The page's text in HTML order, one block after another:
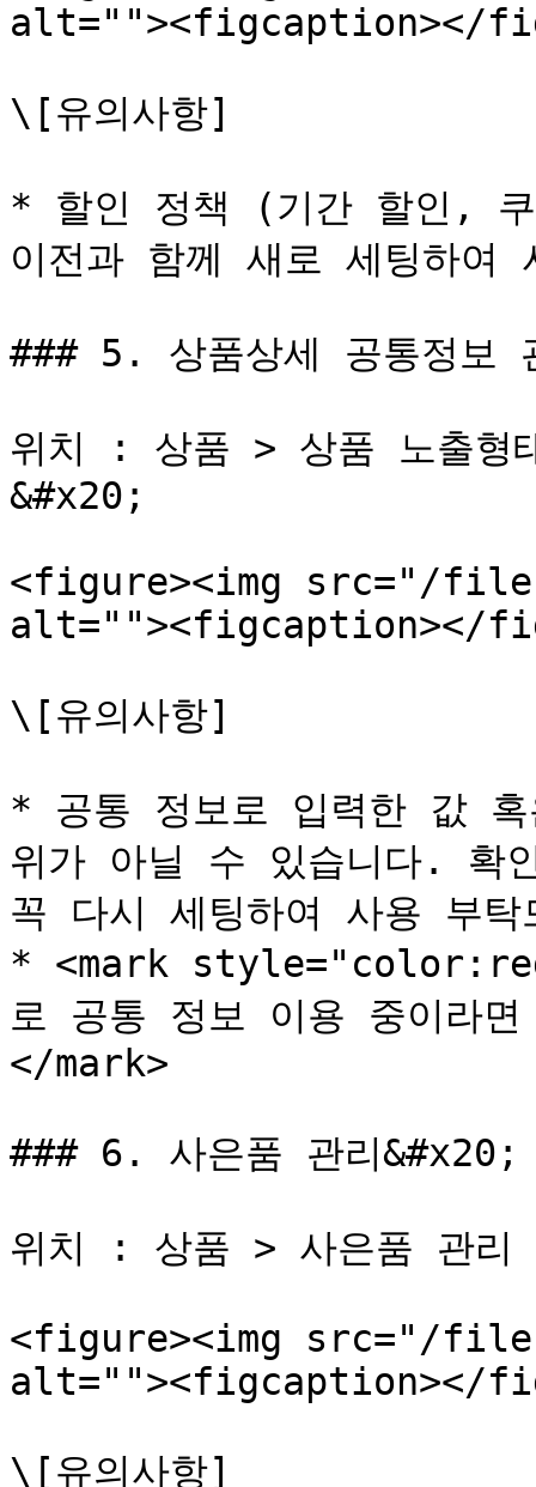
alt=""><figcaption></
\[유의사항]
* 할인 정책 (기간 할인,
이전과 함께 새로 세팅하여
### 5. 상품상세 공통정보
위치 : 상품 > 상품 노출형
&#x20;
<figure><img src="/
alt=""><figcaption></
\[유의사항]
* 공통 정보로 입력한 값
위가 아닐 수 있습니다. 확
꼭 다시 세팅하여 사용 부탁
* <mark
로 공통 정보 이용 중이라
</mark>
### 6. 사은품 관리&#x20;
위치 : 상품 > 사은품 관리
<figure><img src="/files/
alt=""><figcaption></
\[유의사항]